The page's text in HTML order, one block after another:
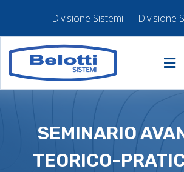
Divisione Sistemi Divisione
SEMINARIO
TEORICO-